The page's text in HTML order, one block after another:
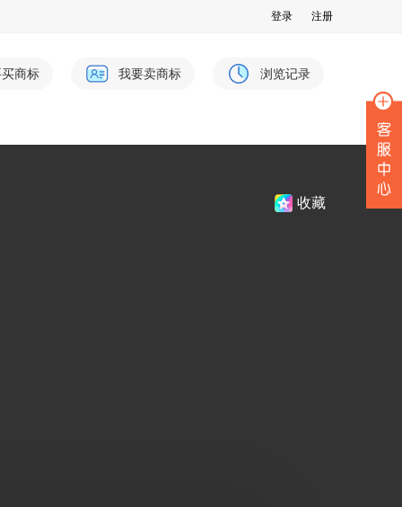
登录 注册
商标 我要卖商标 浏览记录
收藏